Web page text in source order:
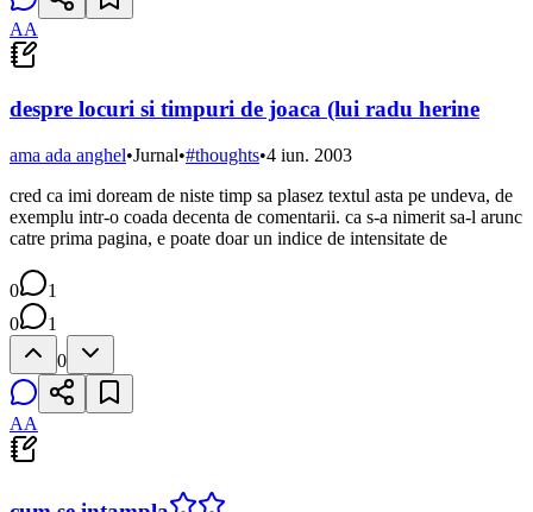
AA
despre locuri si timpuri de joaca (lui radu herine
ama ada anghel•Jurnal•#thoughts•4 iun. 2003
cred ca imi doream de niste timp sa plasez textul asta pe undeva, de
exemplu intr-o coada decenta de comentarii. ca s-a nimerit sa-l arunc
catre prima pagina, e poate doar un indice de intensitate de
0
1
0
1
0
AA